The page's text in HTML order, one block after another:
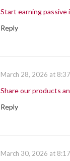
Start earning
Reply
March 28, 2026 at
Share our products
Reply
March 30, 2026 at